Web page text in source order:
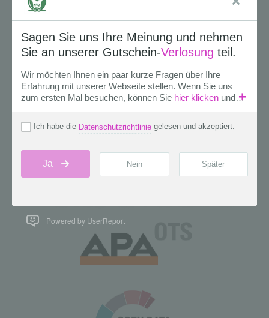
Powered by UserReport